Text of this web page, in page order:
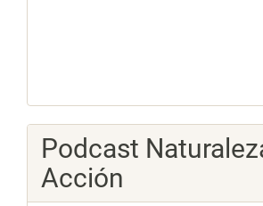
Podcast
Acción